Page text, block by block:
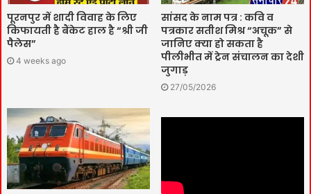
पूरनपुर में शादी विवाह के लिए
किफायती है बैंकेट हाल है “श्री जी
पैलेस”
4 weeks ago
सांसद के नाम पत्र : कवि व
पत्रकार सतीश मिश्र “अचूक” से
जानिए क्या हो सकता है
पीलीभीत में ट्रेन संचालन का देशी
जुगाड़
27/05/2026